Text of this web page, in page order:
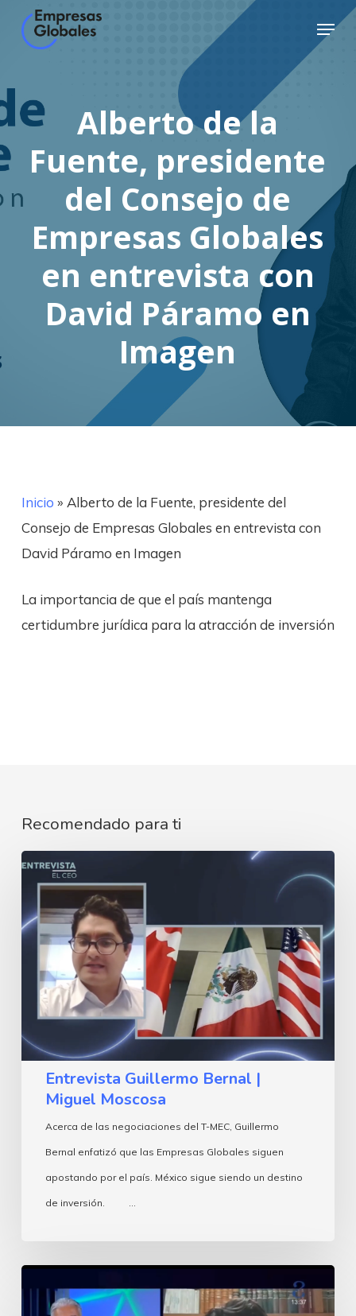
content
Menu
Alberto de la
Fuente, presidente
del Consejo de
Empresas Globales
en entrevista con
David Páramo en
Imagen
Inicio » Alberto de la Fuente, presidente del
Consejo de Empresas Globales en entrevista con
David Páramo en Imagen
La importancia de que el país mantenga
certidumbre jurídica para la atracción de inversión
Recomendado para ti
Entrevista
Guillermo
Bernal
|
Moscosa
Entrevista Guillermo Bernal |
Miguel Moscosa
Acerca de las negociaciones del T-MEC, Guillermo
Bernal enfatizó que las Empresas Globales siguen
apostando por el país. México sigue siendo un destino
de inversión. …
Guillermo
Close